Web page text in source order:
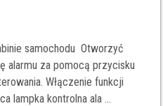
samochodu Otworzyć
alarmu za pomocą przycisku
Włączenie funkcji
lampka kontrolna ala ...